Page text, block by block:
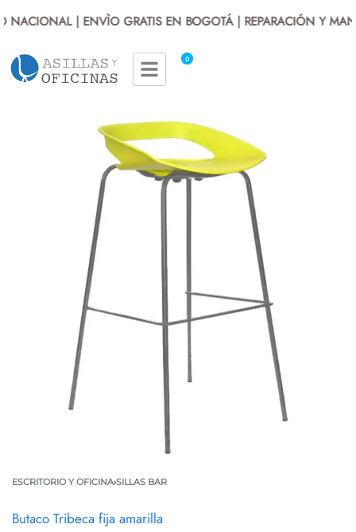
NACIONAL | ENVÌO GRATIS EN BOGOTÁ | REPARACIÓN Y
0
ESCRITORIO Y OFICINA›SILLAS BAR
Butaco Tribeca fija amarilla